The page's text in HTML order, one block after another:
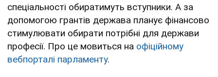
спеціальності обиратимуть вступники. А за
допомогою грантів держава планує фінансово
стимулювати обирати потрібні для держави
професії. Про це мовиться на офіційному
вебпорталі парламенту.